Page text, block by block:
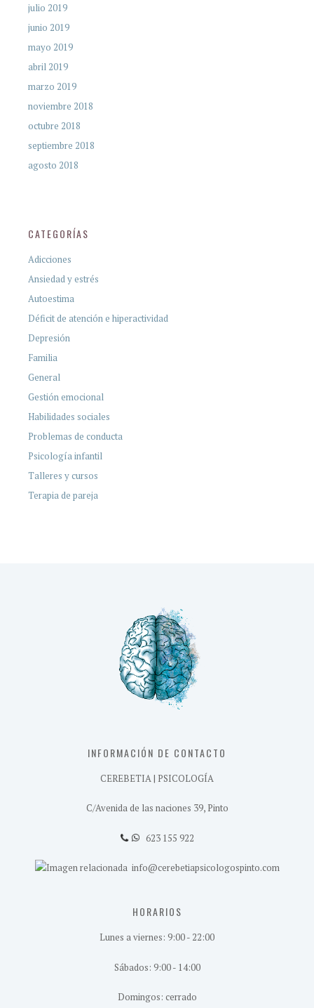
julio 2019
junio 2019
mayo 2019
abril 2019
marzo 2019
noviembre 2018
octubre 2018
septiembre 2018
agosto 2018
CATEGORÍAS
Adicciones
Ansiedad y estrés
Autoestima
Déficit de atención e hiperactividad
Depresión
Familia
General
Gestión emocional
Habilidades sociales
Problemas de conducta
Psicología infantil
Talleres y cursos
Terapia de pareja
INFORMACIÓN DE CONTACTO
CEREBETIA | PSICOLOGÍA
C/Avenida de las naciones 39, Pinto
623 155 922
info@cerebetiapsicologospinto.com
HORARIOS
Lunes a viernes: 9:00 - 22:00
Sábados: 9:00 - 14:00
Domingos: cerrado